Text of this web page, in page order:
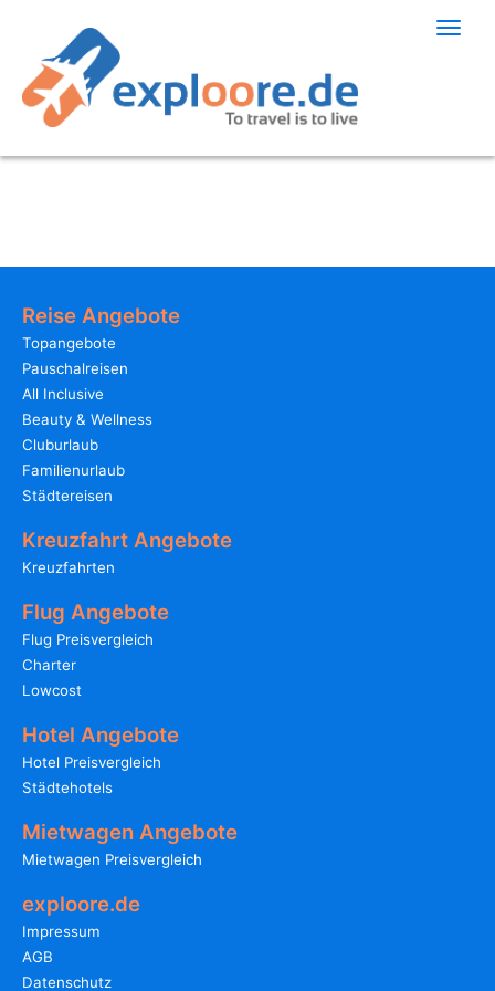
Toggle
Reise Angebote
Topangebote
Pauschalreisen
All Inclusive
Beauty & Wellness
Cluburlaub
Familienurlaub
Städtereisen
Kreuzfahrt Angebote
Kreuzfahrten
Flug Angebote
Flug Preisvergleich
Charter
Lowcost
Hotel Angebote
Hotel Preisvergleich
Städtehotels
Mietwagen Angebote
Mietwagen Preisvergleich
exploore.de
Impressum
AGB
Datenschutz